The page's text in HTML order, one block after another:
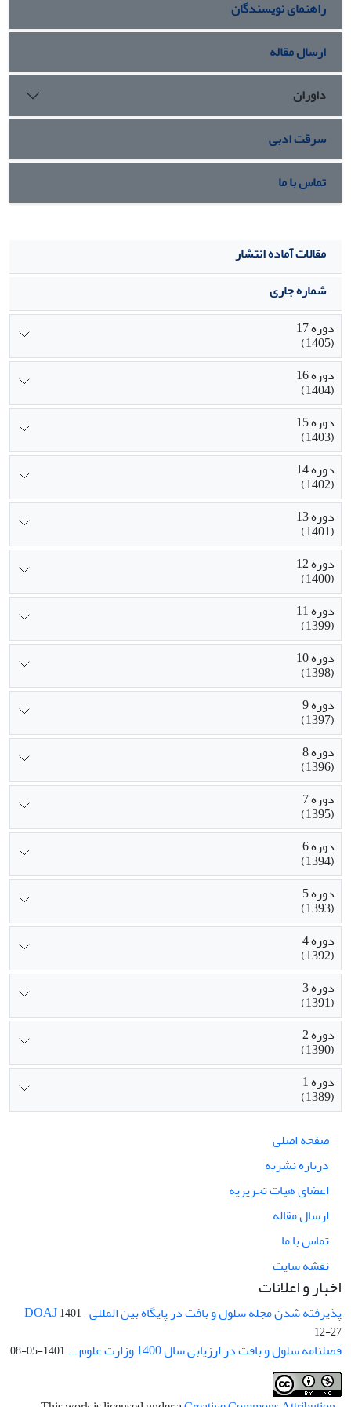
الکترونی شباهت نزدیک به بافت غضروف باله پشتی در سایر
گونه‏ها را داشته اما تفاوت جزئی مشاهده گردید که قابل گزارش
می‏باشد.
راهنمای نویسندگان
ارسال مقاله
داوران
سرقت ادبی
تماس با ما
مقالات آماده انتشار
شماره جاری
دوره 17
(1405)
دوره 16
(1404)
دوره 15
(1403)
دوره 14
(1402)
دوره 13
(1401)
دوره 12
(1400)
دوره 11
(1399)
دوره 10
(1398)
دوره 9
(1397)
دوره 8
(1396)
دوره 7
(1395)
دوره 6
(1394)
دوره 5
(1393)
دوره 4
(1392)
دوره 3
(1391)
دوره 2
(1390)
دوره 1
(1389)
صفحه اصلی
درباره نشریه
اعضای هیات تحریریه
ارسال مقاله
تماس با ما
نقشه سایت
اخبار و اعلانات
پذیرفته شدن مجله سلول و بافت در پایگاه بین المللی DOAJ1401-
12-27
فصلنامه سلول و بافت در ارزیابی سال 1400 وزارت علوم ... 1401-05-08